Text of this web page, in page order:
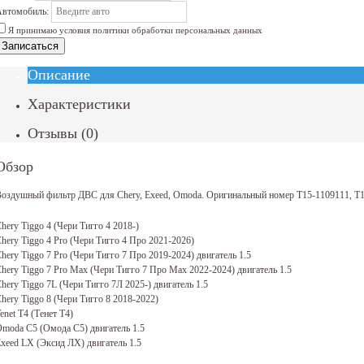
Я принимаю условия политики обработки персональных данных
Записаться
Описание
Характеристики
Отзывы (0)
фильтр ДВС для Chery, Exeed, Omoda. Оригинальный номер T15-1109111,
Tiggo 4 (Чери Тигго 4 2018-)
Tiggo 4 Pro (Чери Тигго 4 Про 2021-2026)
Tiggo 7 Pro (Чери Тигго 7 Про 2019-2024) двигатель 1.5
Tiggo 7 Pro Max (Чери Тигго 7 Про Мах 2022-2024) двигатель 1.5
Tiggo 7L (Чери Тигго 7Л 2025-) двигатель 1.5
Tiggo 8 (Чери Тигго 8 2018-2022)
T4 (Тенет Т4)
C5 (Омода С5) двигатель 1.5
LX (Эксид ЛХ) двигатель 1.5